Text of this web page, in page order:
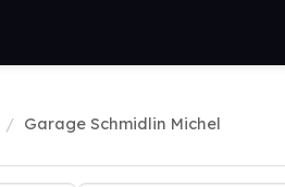
Garage Schmidlin Michel